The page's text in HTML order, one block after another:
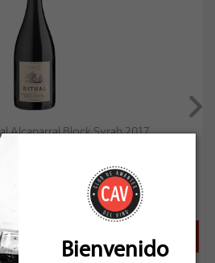
Alcaparral Block Syrah 2017
Bienvenido